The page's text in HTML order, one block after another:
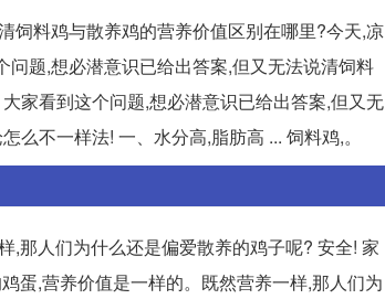
饲料鸡与散养鸡的营养价值区别在哪里?今天,凉
题,想必潜意识已给出答案,但又无法说清饲料
家看到这个问题,想必潜意识已给出答案,但又无
不一样法! 一、水分高,脂肪高 ... 饲料鸡,。
,那人们为什么还是偏爱散养的鸡子呢? 安全! 家
蛋,营养价值是一样的。既然营养一样,那人们为